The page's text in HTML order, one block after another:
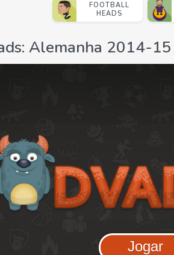
FOOTBALL
HEADS
Alemanha 2014-15
Jogar